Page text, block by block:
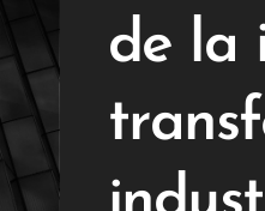
de la